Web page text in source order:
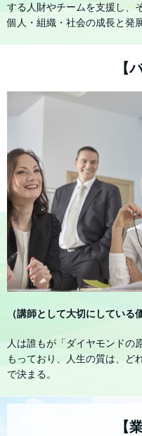
する人財やチームを支援し、
個人・組織・社会の成長と発
【
（講師として大切にしている
人は誰もが「ダイヤモンドの
もっており、人生の質は、ど
で決まる。
【